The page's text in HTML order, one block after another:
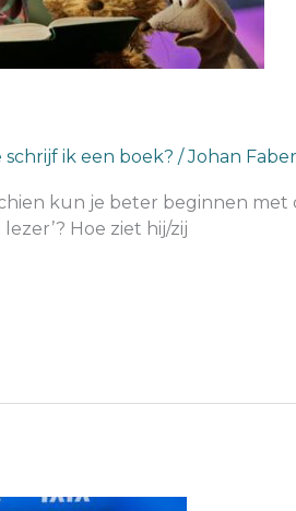
schrijf ik een boek? /Johan Faber
kun je beter beginnen
Hoe ziet hij/zij